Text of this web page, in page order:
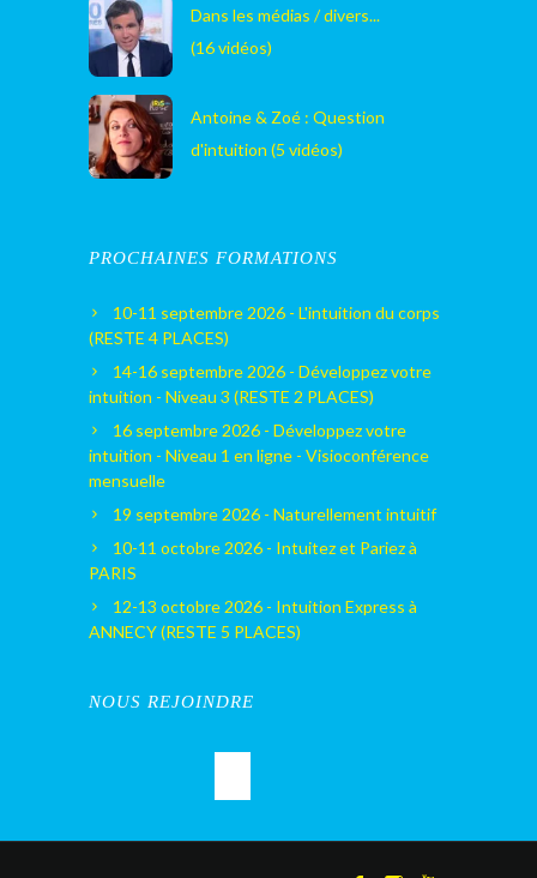
Dans les médias / divers...
(16 vidéos)
Antoine & Zoé : Question
d'intuition (5 vidéos)
PROCHAINES FORMATIONS
10-11 septembre 2026 - L'intuition du corps
(RESTE 4 PLACES)
14-16 septembre 2026 - Développez votre
intuition - Niveau 3 (RESTE 2 PLACES)
16 septembre 2026 - Développez votre
intuition - Niveau 1 en ligne - Visioconférence
mensuelle
19 septembre 2026 - Naturellement intuitif
10-11 octobre 2026 - Intuitez et Pariez à
PARIS
12-13 octobre 2026 - Intuition Express à
ANNECY (RESTE 5 PLACES)
NOUS REJOINDRE